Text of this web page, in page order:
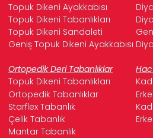
Topuk Dikeni Ayakkabısı
Topuk Dikeni Tabanlıkları
Topuk Dikeni Sandaleti
Geniş Topuk Dikeni Ayakkabısı
Ortopedik Deri Tabanlıklar
Topuk Dikeni Tabanlıkları
Ortopedik Tabanlıklar
Starflex Tabanlık
Çelik Tabanlık
Mantar Tabanlık